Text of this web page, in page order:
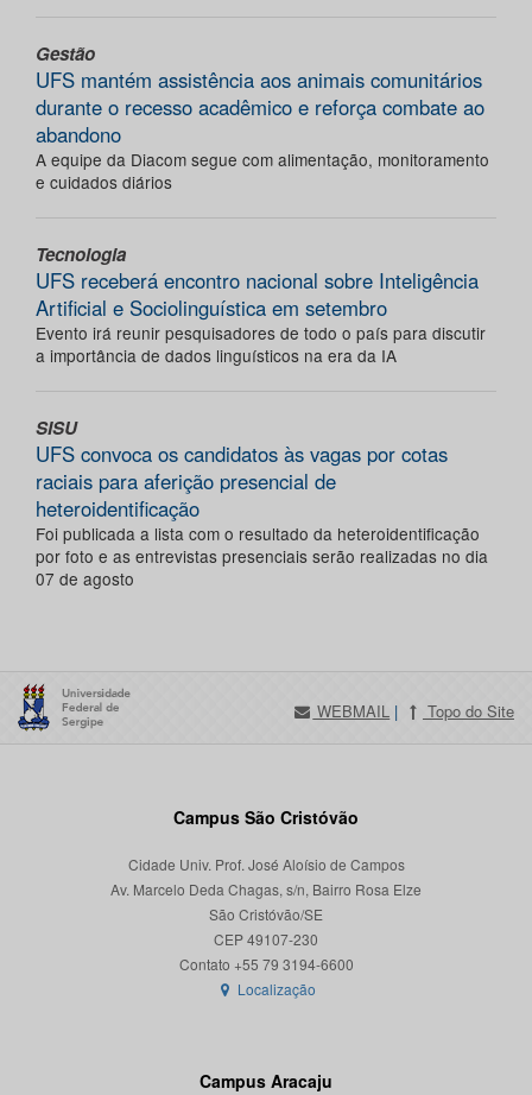
Gestão
UFS mantém assistência aos animais comunitários
durante o recesso acadêmico e reforça combate ao
abandono
A equipe da Diacom segue com alimentação, monitoramento
e cuidados diários
Tecnologia
UFS receberá encontro nacional sobre Inteligência
Artificial e Sociolinguística em setembro
Evento irá reunir pesquisadores de todo o país para discutir
a importância de dados linguísticos na era da IA
SISU
UFS convoca os candidatos às vagas por cotas
raciais para aferição presencial de
heteroidentificação
Foi publicada a lista com o resultado da heteroidentificação
por foto e as entrevistas presenciais serão realizadas no dia
07 de agosto
WEBMAIL | Topo do Site
Campus São Cristóvão
Cidade Univ. Prof. José Aloísio de Campos
Av. Marcelo Deda Chagas, s/n, Bairro Rosa Elze
São Cristóvão/SE
CEP 49107-230
Localização
Campus Aracaju